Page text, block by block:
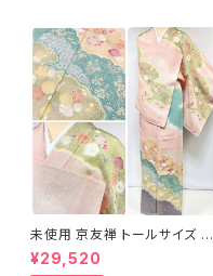
未使用 京友禅 トールサイズ 染
め分け 金彩 訪問着 袷 正絹 ピ
ンク 黄緑 紫 黄色 1438
¥29,520